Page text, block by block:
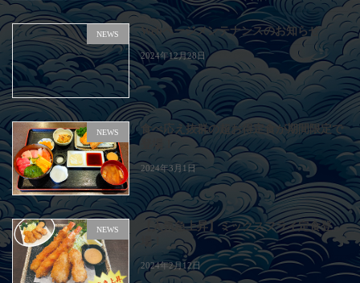
NEWS Webページメンテナンスのお知らせ
2024年12月28日
NEWS
食べ応え抜群の超お得定食が期間限定で
登場！
2024年3月1日
NEWS
【人気急上昇】ミックスフライ定食登
場！
2024年2月12日